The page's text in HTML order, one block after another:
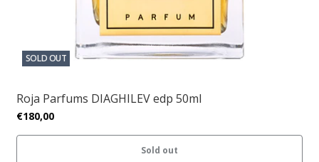
SOLD OUT
Roja Parfums DIAGHILEV edp 50ml
€180,00
Sold out